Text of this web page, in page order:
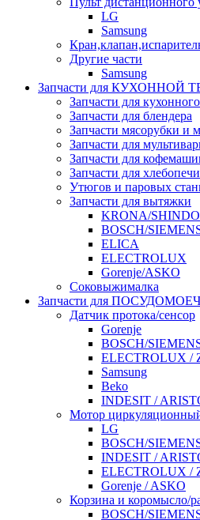
LG
Samsung
Другие части
Samsung
Запчасти для КУХОННОЙ
Запчасти для
Запчасти для блендера
Запчасти мясорубки и
Запчасти для
Запчасти для
Запчасти для хлебопечи
Утюгов и паровых
Запчасти для вытяжки
KRONA/SHINDO
BOSCH/
ELICA
ELECTROLUX
Gorenje/ASKO
Соковыжималка
Запчасти для
Датчик протока/сенсор
Gorenje
BOSCH/
ELECTROLUX /
Samsung
Beko
INDESIT /
Мотор
LG
BOSCH/
INDESIT /
ELECTROLUX /
Gorenje / ASKO
Корзина и коромысло/
BOSCH/